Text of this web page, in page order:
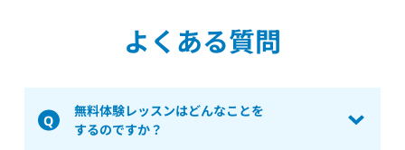
よくある質問
無料体験レッスンはどんなことを
するのですか？